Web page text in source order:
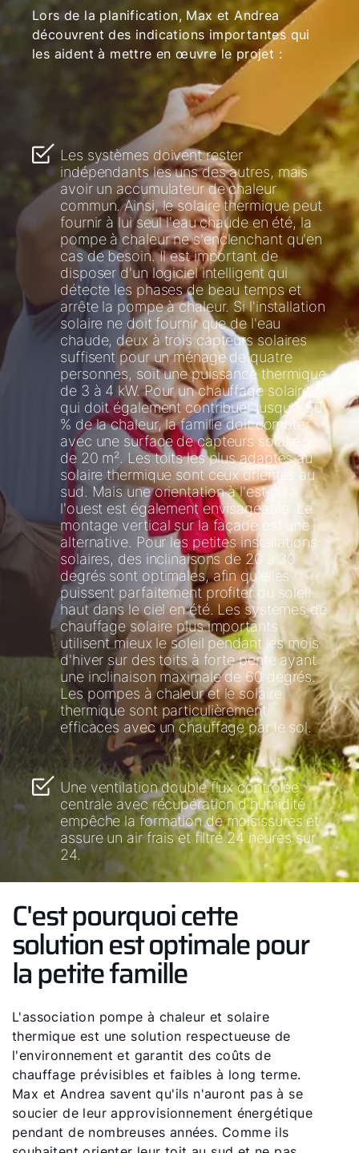
Lors de la planification, Max et Andrea
découvrent des indications importantes qui
les aident à mettre en œuvre le projet :
Les systèmes doivent rester
indépendants les uns des autres, mais
avoir un accumulateur de chaleur
commun. Ainsi, le solaire thermique peut
fournir à lui seul l'eau chaude en été, la
pompe à chaleur ne s'enclenchant qu'en
cas de besoin. Il est important de
disposer d'un logiciel intelligent qui
détecte les phases de beau temps et
arrête la pompe à chaleur. Si l'installation
solaire ne doit fournir que de l'eau
chaude, deux à trois capteurs solaires
suffisent pour un ménage de quatre
personnes, soit une puissance thermique
de 3 à 4 kW. Pour un chauffage solaire
qui doit également contribuer jusqu'à 50
% de la chaleur, la famille doit compter
avec une surface de capteurs solaires
de 20 m². Les toits les plus adaptés au
solaire thermique sont ceux orientés au
sud. Mais une orientation à l'est ou à
l'ouest est également envisageable. Le
montage vertical sur la façade est une
alternative. Pour les petites installations
solaires, des inclinaisons de 20 à 30
degrés sont optimales, afin qu'elles
puissent parfaitement profiter du soleil
haut dans le ciel en été. Les systèmes de
chauffage solaire plus importants
utilisent mieux le soleil pendant les mois
d'hiver sur des toits à forte pente ayant
une inclinaison maximale de 60 degrés.
Les pompes à chaleur et le solaire
thermique sont particulièrement
efficaces avec un chauffage par le sol.
Une ventilation double flux contrôlée
centrale avec récupération d'humidité
empêche la formation de moisissures et
assure un air frais et filtré 24 heures sur
24.
C'est pourquoi cette
solution est optimale pour
la petite famille
L'association pompe à chaleur et solaire
thermique est une solution respectueuse de
l'environnement et garantit des coûts de
chauffage prévisibles et faibles à long terme.
Max et Andrea savent qu'ils n'auront pas à se
soucier de leur approvisionnement énergétique
pendant de nombreuses années. Comme ils